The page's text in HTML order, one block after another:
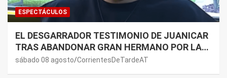
ESPECTÁCULOS
EL DESGARRADOR TESTIMONIO DE JUANICAR
TRAS ABANDONAR GRAN HERMANO POR LA
SALUD DE SU MAMÁ.
sábado 08 agosto CorrientesDeTardeAT